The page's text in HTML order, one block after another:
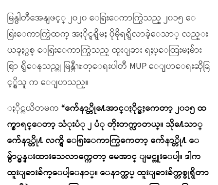
မြန္ပါတီအေနျဖင့္ ၂၀၂၀ ေရြးေကာက္ပြဲသည္ ၂၀၁၅ ေ
ရြးေကာက္ပြဲထက္ အႏိုင္ရရွိမႈ ပိုမိုရရွိလာခဲ့ေသာ္ လည္း
ယခုႏွစ္ ေရြးေကာက္ပြဲသည္ ထူးျခား ရႈပ္ေထြးမႈမ်ား
စြာ ရွိေနသည္ဟု မြန္ညီၫႊတ္ေရးပါတီ MUP ေျပာေရးဆိုခြ
င့္ရွိသူ က ေျပာသည္။
ႏိုင္လယိတမက “က်ေနာ္တို႔ေအာင္ႏိုင္မႈကေတာ့ ၂၀၁၅ ထ
က္စာရင္ေတာ့ သံုးပံု ၂ ပံု တိုးတက္လာတယ္။ သို႔ေသာ္
က်ေနာ္တို႔ လက္ရွိ ေရြးေကာက္ပြဲကေတာ့ က်ေနာ္တို႔ ေ
မွ်ာ္မွန္းထားသေလာက္ကေတာ့ မေအာင္ ျမင္ဘူးေပါ့။ ဒါက
ထူးျခားခ်က္ေပါ့ေနာ္။ ေနာက္ထပ္ ထူးျခားခ်က္တစ္ခုရွိတာ